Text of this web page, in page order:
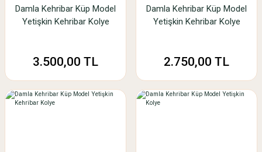
Damla Kehribar Küp Model
Yetişkin Kehribar Kolye
3.500,00 TL
Damla Kehribar Küp Model
Yetişkin Kehribar Kolye
2.750,00 TL